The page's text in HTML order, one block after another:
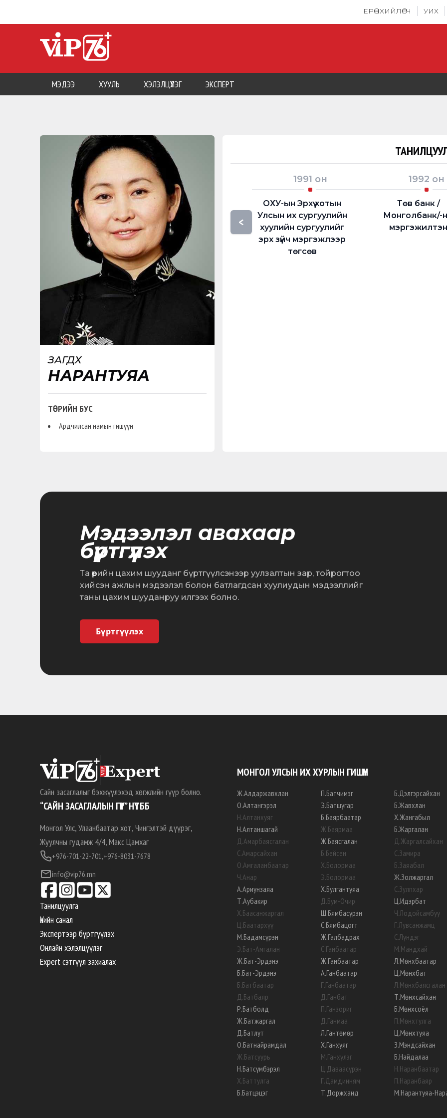
ЕРӨНХИЙЛӨГЧ УИХ
МЭДЭЭ ХУУЛЬ ХЭЛЭЛЦҮҮЛЭГ ЭКСПЕРТ
ЗАГДХҮҮ
НАРАНТУЯА
ТӨРИЙН БУС
Ардчилсан намын гишүүн
<
1991 он
ОХУ-ын Эрхүү хотын
Улсын их сургуулийн
хуулийн сургуулийг
эрх зүйч мэргэжлээр
төгсөв
1992 он
Төв банк /
Монголбанк/-
мэргэжилтэн
Мэдээлэл авахаар
бүртгүүлэх
Та өөрийн цахим шууданг бүртгүүлсэнээр уулзалтын зар, тойрогтоо
хийсэн ажлын мэдээлэл болон батлагдсан хуулиудын мэдээллийг
таны цахим шууданруу илгээх болно.
Бүртгүүлэх
Сайн засаглалыг бэхжүүлэхэд хөгжлийн гүүр болно.
“САЙН ЗАСАГЛАЛЫН ГҮҮР” НҮТББ
Монгол Улс, Улаанбаатар хот, Чингэлтэй дүүрэг,
Жуулчны гудамж 4/4, Макс Цамхаг
+976-701-22-701,+976-8031-7678
info@vip76.mn
Танилцуулга
Үнийн санал
Экспертээр бүртгүүлэх
Онлайн хэлэлцүүлэг
Expert сэтгүүл захиалах
МОНГОЛ УЛСЫН ИХ ХУРЛЫН ГИШҮҮН
Ж.Алдаржавхлан
О.Алтангэрэл
Н.Алтанхуяг
Н.Алтаншагай
Д.Амарбаясгалан
С.Амарсайхан
О.Амгаланбаатар
Ч.Анар
А.Ариунзаяа
Т.Аубакир
Х.Баасанжаргал
Ц.Баатархүү
М.Бадамсүрэн
Э.Бат-Амгалан
Ж.Бат-Эрдэнэ
Б.Бат-Эрдэнэ
Б.Батбаатар
Д.Батбаяр
Р.Батболд
Ж.Батжаргал
Д.Батлут
О.Батнайрамдал
Ж.Батсуурь
Н.Батсүмбэрэл
Х.Баттулга
Б.Батцэцэг
П.Батчимэг
Э.Батшугар
Б.Баярбаатар
Ж.Баярмаа
Ж.Баясгалан
Б.Бейсен
Х.Болормаа
Э.Болормаа
Х.Булгантуяа
Д.Бум-Очир
Ш.Бямбасүрэн
С.Бямбацогт
Ж.Галбадрах
С.Ганбаатар
Ж.Ганбаатар
А.Ганбаатар
Г.Ганбаатар
Д.Ганбат
П.Ганзориг
Д.Ганмаа
Л.Гантөмөр
Х.Ганхуяг
М.Ганхүлэг
Ц.Даваасүрэн
Г.Дамдинням
Т.Доржханд
Б.Дэлгэрсайхан
Б.Жавхлан
Х.Жангабыл
Б.Жаргалан
Д.Жаргалсайхан
С.Замира
Б.Заяабал
Ж.Золжаргал
С.Зулпхар
Ц.Идэрбат
Ч.Лодойсамбуу
Г.Лувсанжамц
С.Лүндэг
М.Мандхай
Л.Мөнхбаатар
Ц.Мөнхбат
Л.Мөнхбаясгалан
Т.Мөнхсайхан
Б.Мөнхсоёл
П.Мөнхтулга
Ц.Мөнхтуяа
З.Мэндсайхан
Б.Найдалаа
Н.Наранбаатар
П.Наранбаяр
М.Нарантуяа-